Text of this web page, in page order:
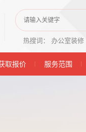
热搜词： 办公室装修
取报价 服务范围